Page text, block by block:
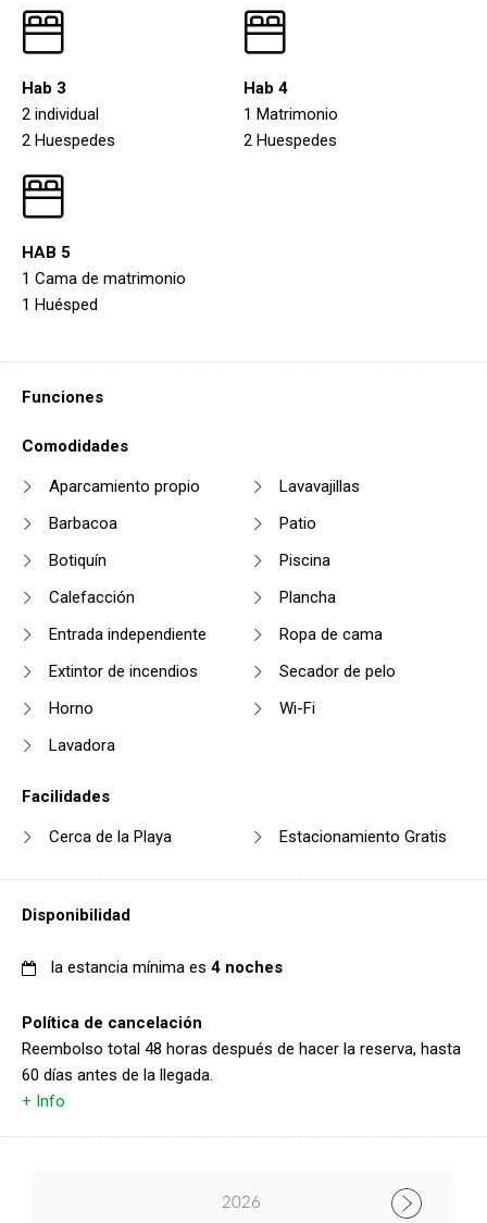
Hab 3
2 individual
2 Huespedes
Hab 4
1 Matrimonio
2 Huespedes
HAB 5
1 Cama de matrimonio
1 Huésped
Funciones
Comodidades
Aparcamiento propio
Barbacoa
Botiquín
Calefacción
Entrada independiente
Extintor de incendios
Horno
Lavadora
Lavavajillas
Patio
Piscina
Plancha
Ropa de cama
Secador de pelo
Wi-Fi
Facilidades
Cerca de la Playa Estacionamiento Gratis
Disponibilidad
la estancia mínima es 4 noches
Política de cancelación
Reembolso total 48 horas después de hacer la reserva, hasta
60 días antes de la llegada.
+ Info
2026